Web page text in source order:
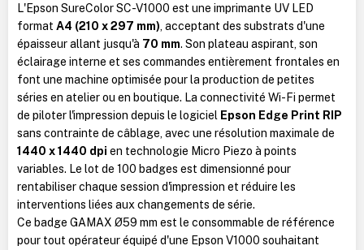
L'Epson SureColor SC-V1000 est une imprimante UV LED
format A4 (210 x 297 mm), acceptant des substrats d'une
épaisseur allant jusqu'à 70 mm. Son plateau aspirant, son
éclairage interne et ses commandes entièrement frontales en
font une machine optimisée pour la production de petites
séries en atelier ou en boutique. La connectivité Wi-Fi permet
de piloter l'impression depuis le logiciel Epson Edge Print RIP
sans contrainte de câblage, avec une résolution maximale de
1440 x 1440 dpi en technologie Micro Piezo à points
variables. Le lot de 100 badges est dimensionné pour
rentabiliser chaque session d'impression et réduire les
interventions liées aux changements de série.
Ce badge GAMAX Ø59 mm est le consommable de référence
pour tout opérateur équipé d'une Epson V1000 souhaitant